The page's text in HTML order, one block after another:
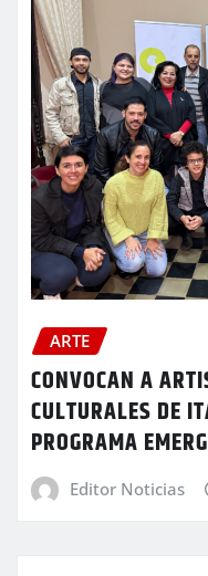
ARTE
CONVOCAN A
CULTURALES DE
PROGRAMA
Editor Noticias